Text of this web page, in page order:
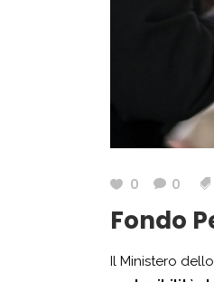
0 0
Fondo
Il Ministero